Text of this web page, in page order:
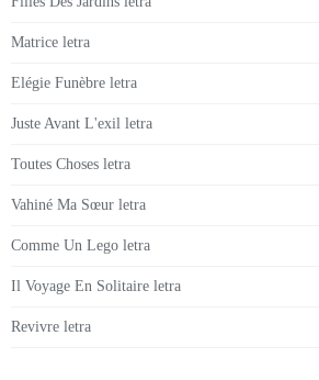
Matrice letra
Elégie Funèbre letra
Juste Avant L'exil letra
Toutes Choses letra
Vahiné Ma Sœur letra
Comme Un Lego letra
Il Voyage En Solitaire letra
Revivre letra